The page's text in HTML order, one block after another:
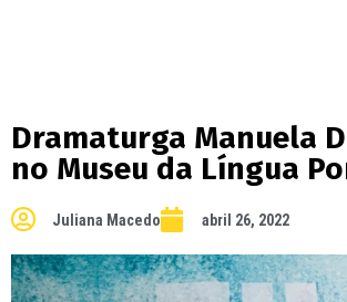
Dramaturga Manuela
no Museu da Língua
Juliana Macedo abril 26, 2022